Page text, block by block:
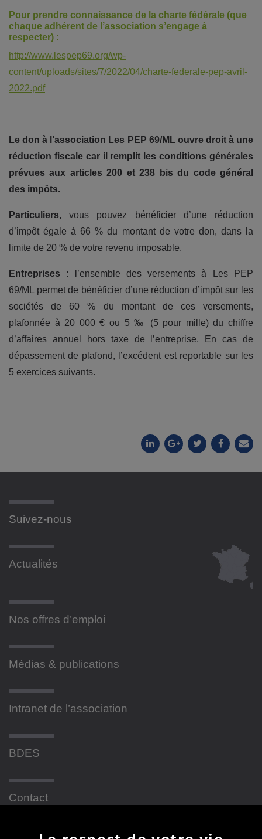
Pour prendre connaissance de la charte fédérale (que
chaque adhérent de l’association s’engage à
respecter) :
http://www.lespep69.org/wp-
content/uploads/sites/7/2022/04/charte-federale-pep-avril-
2022.pdf
Le don à l’association Les PEP 69/ML ouvre droit à une
réduction fiscale car il remplit les conditions générales
prévues aux articles 200 et 238 bis du code général
des impôts.
Particuliers, vous pouvez bénéficier d’une réduction
d’impôt égale à 66 % du montant de votre don, dans la
limite de 20 % de votre revenu imposable.
Entreprises : l’ensemble des versements à Les PEP
69/ML permet de bénéficier d’une réduction d’impôt sur les
sociétés de 60 % du montant de ces versements,
plafonnée à 20 000 € ou 5 ‰ (5 pour mille) du chiffre
d’affaires annuel hors taxe de l’entreprise. En cas de
dépassement de plafond, l’excédent est reportable sur les
5 exercices suivants.
Suivez-nous
Actualités
Nos offres d’emploi
Médias & publications
Intranet de l’association
BDES
Contact